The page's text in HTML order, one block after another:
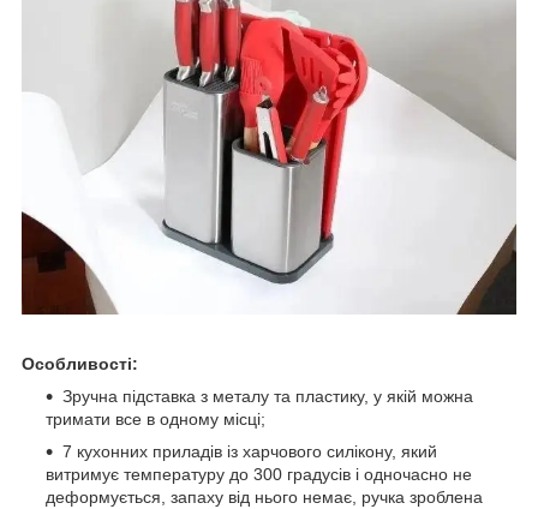
Особливості:
Зручна підставка з металу та пластику, у якій можна
тримати все в одному місці;
7 кухонних приладів із харчового силікону, який
витримує температуру до 300 градусів і одночасно не
деформується, запаху від нього немає, ручка зроблена